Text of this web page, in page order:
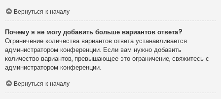
Вернуться к началу
Почему я не могу добавить больше вариантов ответа?
Ограничение количества вариантов ответа устанавливается
администратором конференции. Если вам нужно добавить
количество вариантов, превышающее это ограничение, свяжитесь с
администратором конференции.
Вернуться к началу